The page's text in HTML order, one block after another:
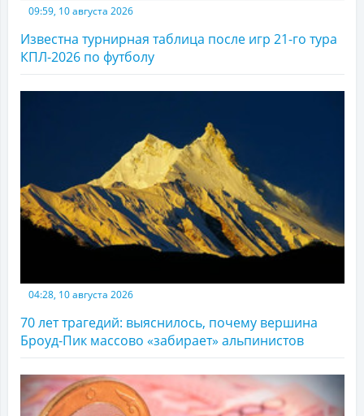
09:59, 10 августа 2026
Известна турнирная таблица после игр 21-го тура
КПЛ-2026 по футболу
04:28, 10 августа 2026
70 лет трагедий: выяснилось, почему вершина
Броуд-Пик массово «забирает» альпинистов